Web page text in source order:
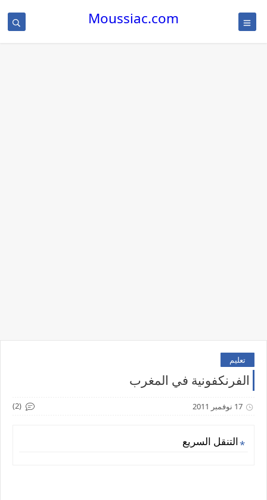
Moussiac.com
تعليم
الفرنكفونية في المغرب
17 نوفمبر 2011 (2)
التنقل السريع